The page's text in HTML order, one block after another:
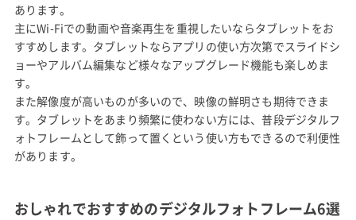
あります。
主にWi-Fiでの動画や音楽再生を重視したいならタブレットをお
すすめします。タブレットならアプリの使い方次第でスライドシ
ョーやアルバム編集など様々なアップグレード機能も楽しめま
す。
また解像度が高いものが多いので、映像の鮮明さも期待できま
す。タブレットをあまり頻繁に使わない方には、普段デジタルフ
ォトフレームとして飾って置くという使い方もできるので利便性
があります。
おしゃれでおすすめのデジタルフォトフレーム6選